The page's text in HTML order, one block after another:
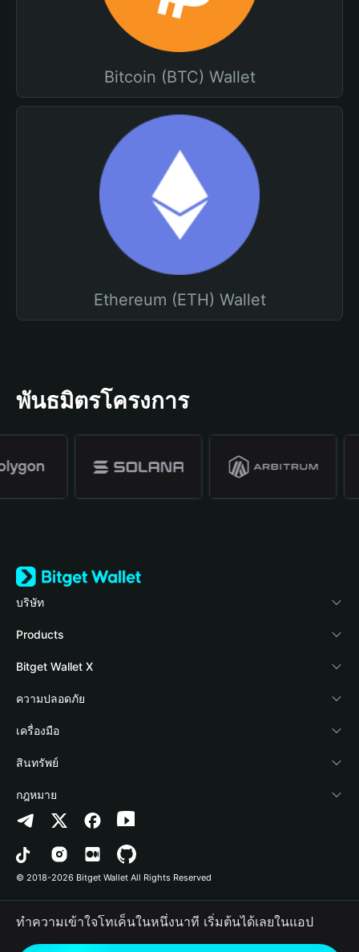
Bitcoin (BTC) Wallet
Ethereum (ETH) Wallet
พันธมิตรโครงการ
บริษัท
เกี่ยวกับ Bitget Wallet
Blog
Academy
ข่าวสารด้านคริปโต
ศูนย์ช่วยเหลือ
ติดต่อเรา
ทรัพยากรข้อมูลของแบรนด์
อาชีพ
Products
Crypto Card
Stablecoin Earn
Payfi Crypto
Crypto Swap API
Altcoin Season Index
Prediction Markets
DApp
RWA
Bitget Wallet X
นักพัฒนา
เชื่อมต่อ Wallet
Bitget Wallet Pay
ลิสต์โปรเจกต์
ความปลอดภัย
Protection Fund
เทคโนโลยีความปลอดภัย
เครื่องมือ
ซื้อคริปโต
การตรวจจับการอนุญาต
การตรวจจับสัญญา
การโอนเป็นชุด
สินทรัพย์
Arbitrum
Avalanche
Bitcoin
Polygon
กฎหมาย
นโยบายความเป็นส่วนตัว
ข้อตกลงในการใช้บริการ
© 2018-2026 Bitget Wallet All Rights Reserved
ทำความเข้าใจโทเค็นในหนึ่งนาที เริ่มต้นได้เลยในแอป